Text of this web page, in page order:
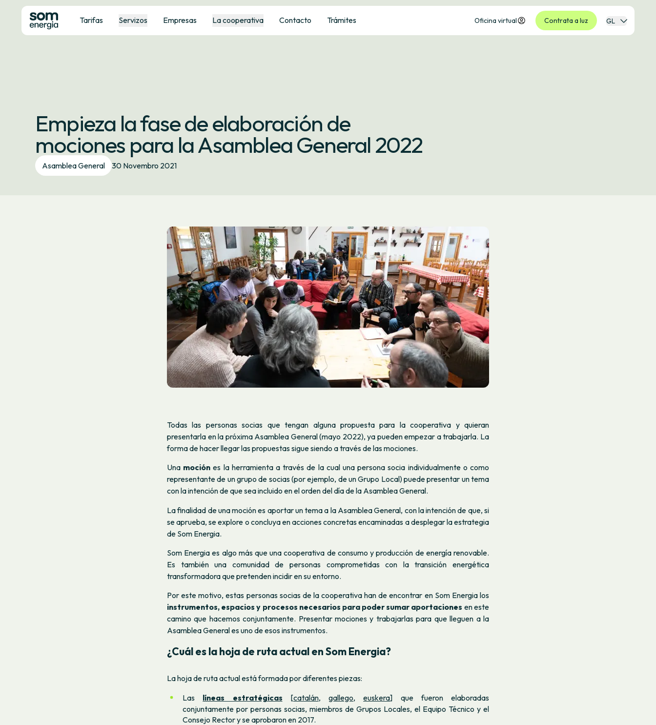
Tarifas Servizos Empresas La cooperativa Contacto Trámites Oficina virtual Contrata a luz GL
Empieza la fase de elaboración de
mociones para la Asamblea General 2022
Asamblea General 30 Novembro 2021
Todas las personas socias que tengan alguna propuesta para la cooperativa y quieran
presentarla en la próxima Asamblea General (mayo 2022), ya pueden empezar a trabajarla. La
forma de hacer llegar las propuestas sigue siendo a través de las mociones.
Una moción es la herramienta a través de la cual una persona socia individualmente o como
representante de un grupo de socias (por ejemplo, de un Grupo Local) puede presentar un tema
con la intención de que sea incluido en el orden del día de la Asamblea General.
La finalidad de una moción es aportar un tema a la Asamblea General, con la intención de que, si
se aprueba, se explore o concluya en acciones concretas encaminadas a desplegar la estrategia
de Som Energia.
Som Energia es algo más que una cooperativa de consumo y producción de energía renovable.
Es también una comunidad de personas comprometidas con la transición energética
transformadora que pretenden incidir en su entorno.
Por este motivo, estas personas socias de la cooperativa han de encontrar en Som Energia los
instrumentos, espacios y procesos necesarios para poder sumar aportaciones en este
camino que hacemos conjuntamente. Presentar mociones y trabajarlas para que lleguen a la
Asamblea General es uno de esos instrumentos.
¿Cuál es la hoja de ruta actual en Som Energia?
La hoja de ruta actual está formada por diferentes piezas:
Las líneas estratégicas [catalán, gallego,euskera] que fueron elaboradas
conjuntamente por personas socias, miembros de Grupos Locales, el Equipo Técnico y el
Consejo Rector y se aprobaron en 2017.